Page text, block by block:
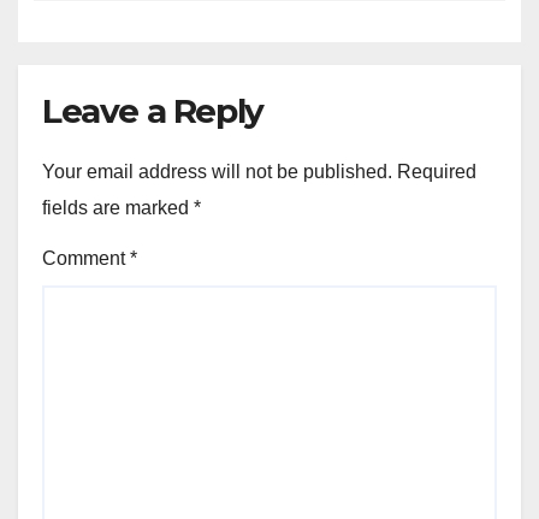
Leave a Reply
Your email address will not be published. Required
fields are marked *
Comment*